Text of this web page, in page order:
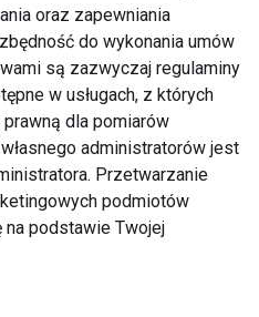
Workation – praca z
widokiem na morze?
Tak, ale nie kosztem
bezpieczeństwa
danych
oraz zapewniania
do wykonania umów
są zazwyczaj regulaminy
w usługach, z których
dla pomiarów
administratorów jest
Przetwarzanie
podmiotów
podstawie Twojej